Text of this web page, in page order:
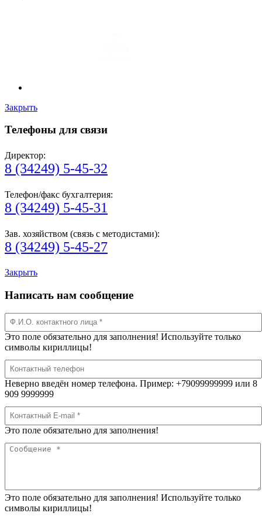
Закрыть
Телефоны для связи
Директор:
8 (34249) 5-45-32
Телефон/факс бухгалтерия:
8 (34249) 5-45-31
Зав. хозяйством (связь с методистами):
8 (34249) 5-45-27
Закрыть
Написать нам сообщение
Это поле обязательно для заполнения! Используйте только
символы кириллицы!
Неверно введён номер телефона. Пример: +79099999999 или 8
909 9999999
Это поле обязательно для заполнения!
Это поле обязательно для заполнения! Используйте только
символы кириллицы!